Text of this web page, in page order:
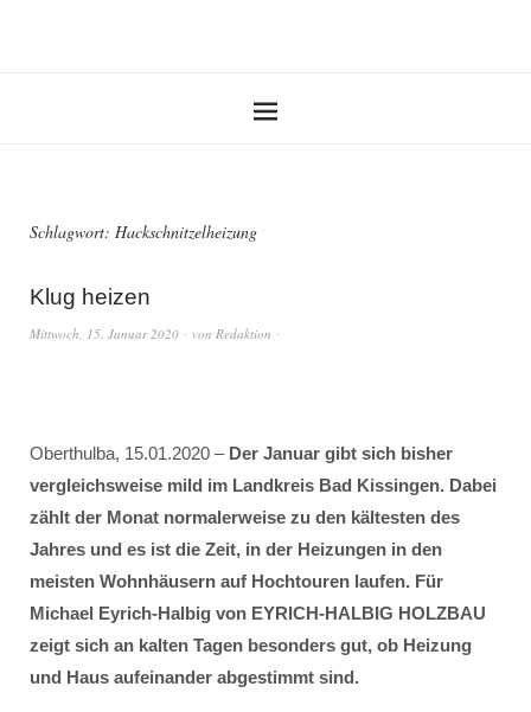
Schlagwort: Hackschnitzelheizung
Klug heizen
Mittwoch, 15. Januar 2020 von Redaktion
Oberthulba, 15.01.2020 – Der Januar gibt sich bisher
vergleichsweise mild im Landkreis Bad Kissingen. Dabei
zählt der Monat normalerweise zu den kältesten des
Jahres und es ist die Zeit, in der Heizungen in den
meisten Wohnhäusern auf Hochtouren laufen. Für
Michael Eyrich-Halbig von EYRICH-HALBIG HOLZBAU
zeigt sich an kalten Tagen besonders gut, ob Heizung
und Haus aufeinander abgestimmt sind.